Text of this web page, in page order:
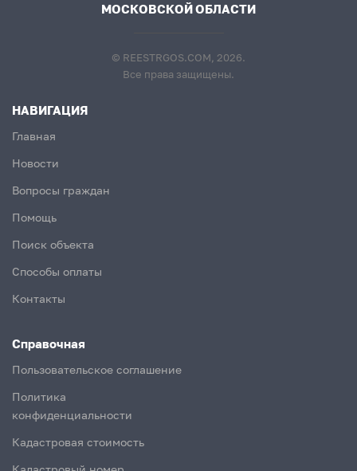
МОСКОВСКОЙ ОБЛАСТИ
© REESTRGOS.COM, 2026.
Все права защищены.
НАВИГАЦИЯ
Главная
Новости
Вопросы граждан
Помощь
Поиск объекта
Способы оплаты
Контакты
Справочная
Пользовательское соглашение
Политика
конфиденциальности
Кадастровая стоимость